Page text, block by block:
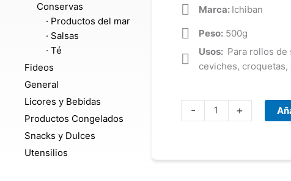
Conservas
· Productos del mar
· Salsas
· Té
Fideos
General
Licores y Bebidas
Productos Congelados
Snacks y Dulces
Utensilios
Marca: Ichiban
Peso: 500g
Usos: Para rollos de
ceviches,
-
Kanikama
Ichiban
+